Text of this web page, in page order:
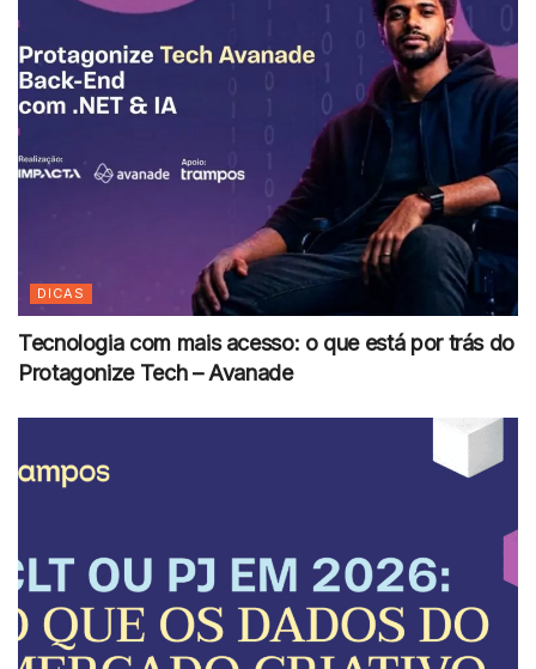
DICAS
Tecnologia com mais acesso: o que está por trás do
Protagonize Tech – Avanade